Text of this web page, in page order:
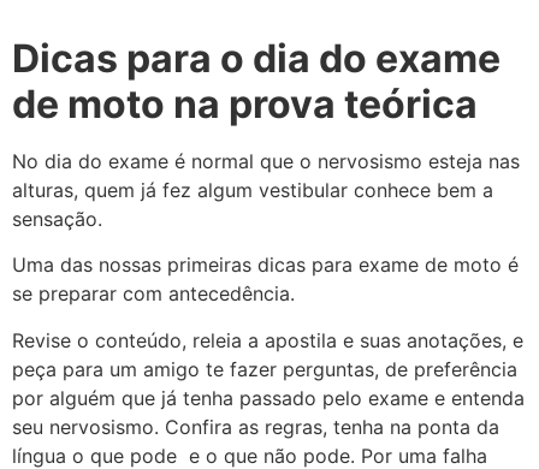
Dicas para o dia do exame
de moto na prova teórica
No dia do exame é normal que o nervosismo esteja nas
alturas, quem já fez algum vestibular conhece bem a
sensação.
Uma das nossas primeiras dicas para exame de moto é
se preparar com antecedência.
Revise o conteúdo, releia a apostila e suas anotações, e
peça para um amigo te fazer perguntas, de preferência
por alguém que já tenha passado pelo exame e entenda
seu nervosismo. Confira as regras, tenha na ponta da
língua o que pode e o que não pode. Por uma falha